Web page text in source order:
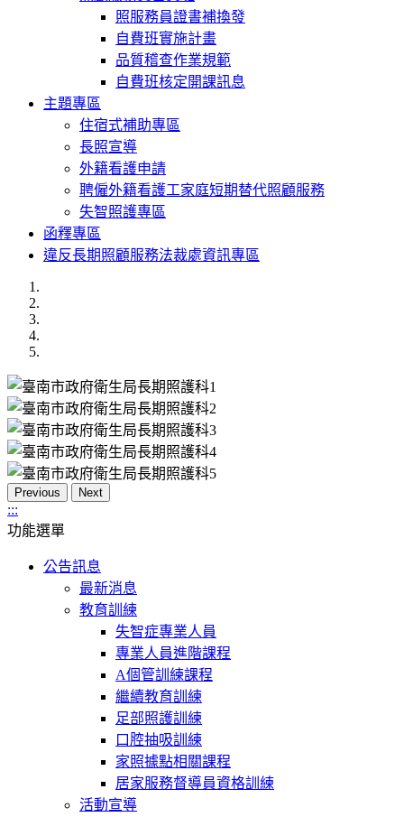
照服務員證書補換發
自費班實施計畫
品質稽查作業規範
自費班核定開課訊息
主題專區
住宿式補助專區
長照宣導
外籍看護申請
聘僱外籍看護工家庭短期替代照顧服務
失智照護專區
函釋專區
違反長期照顧服務法裁處資訊專區
Previous Next
:::
功能選單
公告訊息
最新消息
教育訓練
失智症專業人員
專業人員進階課程
A個管訓練課程
繼續教育訓練
足部照護訓練
口腔抽吸訓練
家照據點相關課程
居家服務督導員資格訓練
活動宣導